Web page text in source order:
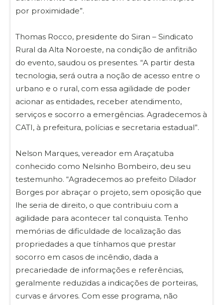
por proximidade”.
Thomas Rocco, presidente do Siran – Sindicato
Rural da Alta Noroeste, na condição de anfitrião
do evento, saudou os presentes. “A partir desta
tecnologia, será outra a noção de acesso entre o
urbano e o rural, com essa agilidade de poder
acionar as entidades, receber atendimento,
serviços e socorro a emergências. Agradecemos à
CATI, à prefeitura, polícias e secretaria estadual”.
Nelson Marques, vereador em Araçatuba
conhecido como Nelsinho Bombeiro, deu seu
testemunho. “Agradecemos ao prefeito Dilador
Borges por abraçar o projeto, sem oposição que
lhe seria de direito, o que contribuiu com a
agilidade para acontecer tal conquista. Tenho
memórias de dificuldade de localização das
propriedades a que tínhamos que prestar
socorro em casos de incêndio, dada a
precariedade de informações e referências,
geralmente reduzidas a indicações de porteiras,
curvas e árvores. Com esse programa, não